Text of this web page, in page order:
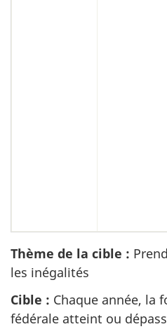
Thème de la cible :
les inégalités
Cible : Chaque année, la
fédérale atteint ou